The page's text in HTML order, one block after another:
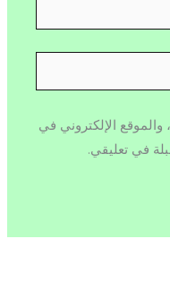
الإلكتروني في
في تعليقي.